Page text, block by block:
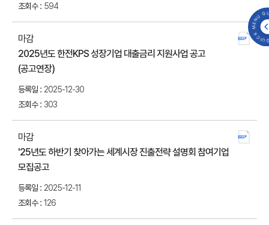
QUICK
594
마감
2025년도 한전KPS 성장기업 대출금리 지원사업 공고
(공고연장)
2025-12-30
303
마감
'25년도 하반기 찾아가는 세계시장 진출전략 설명회 참여기업
모집공고
2025-12-11
126